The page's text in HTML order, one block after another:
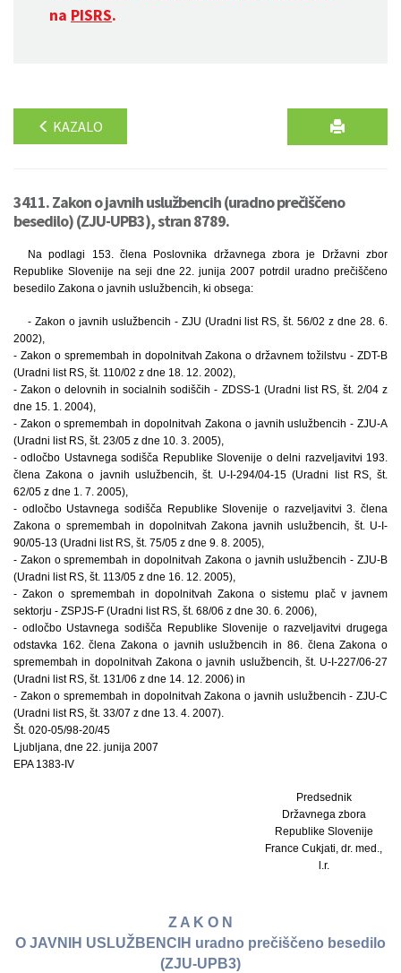
na PISRS.
KAZALO
3411. Zakon o javnih uslužbencih (uradno prečiščeno
besedilo) (ZJU-UPB3), stran 8789.
Na podlagi 153. člena Poslovnika državnega zbora je Državni zbor
Republike Slovenije na seji dne 22. junija 2007 potrdil uradno prečiščeno
besedilo Zakona o javnih uslužbencih, ki obsega:
- Zakon o javnih uslužbencih - ZJU (Uradni list RS, št. 56/02 z dne 28. 6.
2002),
- Zakon o spremembah in dopolnitvah Zakona o državnem tožilstvu - ZDT-B
(Uradni list RS, št. 110/02 z dne 18. 12. 2002),
- Zakon o delovnih in socialnih sodiščih - ZDSS-1 (Uradni list RS, št. 2/04 z
dne 15. 1. 2004),
- Zakon o spremembah in dopolnitvah Zakona o javnih uslužbencih - ZJU-A
(Uradni list RS, št. 23/05 z dne 10. 3. 2005),
- odločbo Ustavnega sodišča Republike Slovenije o delni razveljavitvi 193.
člena Zakona o javnih uslužbencih, št. U-I-294/04-15 (Uradni list RS, št.
62/05 z dne 1. 7. 2005),
- odločbo Ustavnega sodišča Republike Slovenije o razveljavitvi 3. člena
Zakona o spremembah in dopolnitvah Zakona javnih uslužbencih, št. U-I-
90/05-13 (Uradni list RS, št. 75/05 z dne 9. 8. 2005),
- Zakon o spremembah in dopolnitvah Zakona o javnih uslužbencih - ZJU-B
(Uradni list RS, št. 113/05 z dne 16. 12. 2005),
- Zakon o spremembah in dopolnitvah Zakona o sistemu plač v javnem
sektorju - ZSPJS-F (Uradni list RS, št. 68/06 z dne 30. 6. 2006),
- odločbo Ustavnega sodišča Republike Slovenije o razveljavitvi drugega
odstavka 162. člena Zakona o javnih uslužbencih in 86. člena Zakona o
spremembah in dopolnitvah Zakona o javnih uslužbencih, št. U-I-227/06-27
(Uradni list RS, št. 131/06 z dne 14. 12. 2006) in
- Zakon o spremembah in dopolnitvah Zakona o javnih uslužbencih - ZJU-C
(Uradni list RS, št. 33/07 z dne 13. 4. 2007).
Št. 020-05/98-20/45
Ljubljana, dne 22. junija 2007
EPA 1383-IV
Predsednik
Državnega zbora
Republike Slovenije
France Cukjati, dr. med.,
l.r.
Z A K O N
O JAVNIH USLUŽBENCIH uradno prečiščeno besedilo
(ZJU-UPB3)